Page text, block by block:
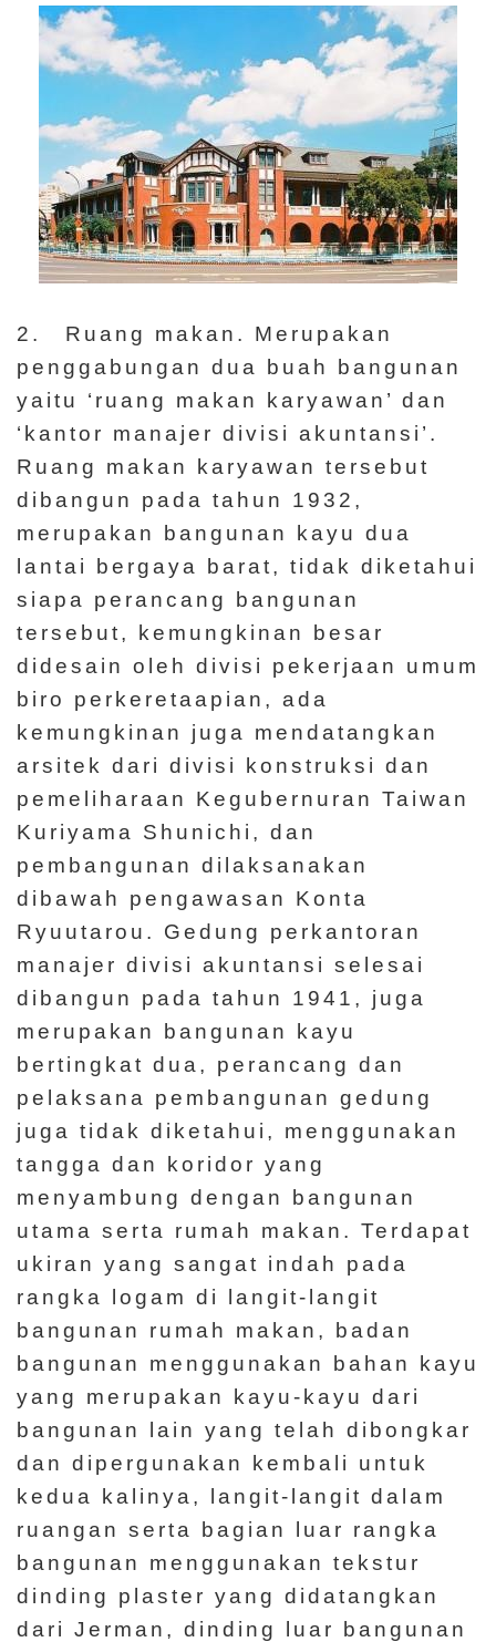
n
gli
h
日
Ti
ế
n
g
2. Ruang makan. Merupakan
penggabungan dua buah bangunan
yaitu ‘ruang makan karyawan’ dan
‘kantor manajer divisi akuntansi’.
Ruang makan karyawan tersebut
dibangun pada tahun 1932,
merupakan bangunan kayu dua
lantai bergaya barat, tidak diketahui
siapa perancang bangunan
tersebut, kemungkinan besar
didesain oleh divisi pekerjaan umum
biro perkeretaapian, ada
kemungkinan juga mendatangkan
arsitek dari divisi konstruksi dan
pemeliharaan Kegubernuran Taiwan
Kuriyama Shunichi, dan
pembangunan dilaksanakan
dibawah pengawasan Konta
Ryuutarou. Gedung perkantoran
manajer divisi akuntansi selesai
dibangun pada tahun 1941, juga
merupakan bangunan kayu
bertingkat dua, perancang dan
pelaksana pembangunan gedung
juga tidak diketahui, menggunakan
tangga dan koridor yang
menyambung dengan bangunan
utama serta rumah makan. Terdapat
ukiran yang sangat indah pada
rangka logam di langit-langit
bangunan rumah makan, badan
bangunan menggunakan bahan kayu
yang merupakan kayu-kayu dari
bangunan lain yang telah dibongkar
dan dipergunakan kembali untuk
kedua kalinya, langit-langit dalam
ruangan serta bagian luar rangka
bangunan menggunakan tekstur
dinding plaster yang didatangkan
dari Jerman, dinding luar bangunan